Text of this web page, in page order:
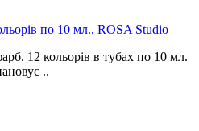
по 10 мл., ROSA Studio
12 кольорів в тубах по 10 мл.
..